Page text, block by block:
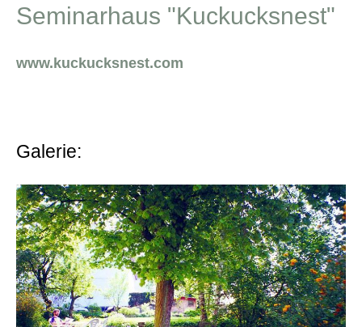
Seminarhaus "Kuckucksnest"
www.kuckucksnest.com
Galerie: